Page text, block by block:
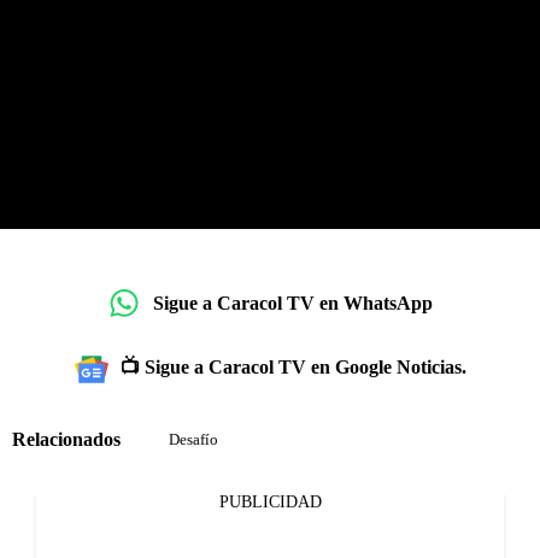
Sigue a Caracol TV en WhatsApp
📺 Sigue a Caracol TV en Google Noticias.
Relacionados Desafío
PUBLICIDAD